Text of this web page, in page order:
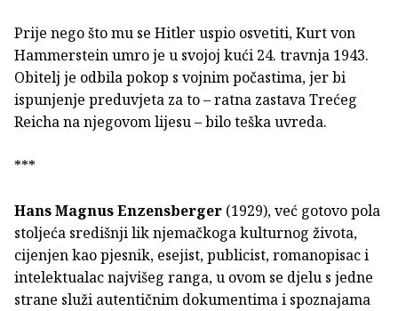
Prije nego što mu se Hitler uspio osvetiti, Kurt von
Hammerstein umro je u svojoj kući 24. travnja 1943.
Obitelj je odbila pokop s vojnim počastima, jer bi
ispunjenje preduvjeta za to – ratna zastava Trećeg
Reicha na njegovom lijesu – bilo teška uvreda.
***
Hans Magnus Enzensberger (1929), već gotovo pola
stoljeća središnji lik njemačkoga kulturnog života,
cijenjen kao pjesnik, esejist, publicist, romanopisac i
intelektualac najvišeg ranga, u ovom se djelu s jedne
strane služi autentičnim dokumentima i spoznajama